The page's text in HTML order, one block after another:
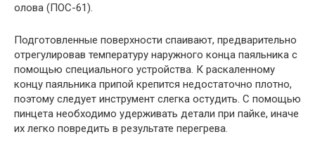
олова (ПОС-61).
Подготовленные поверхности спаивают, предварительно
отрегулировав температуру наружного конца паяльника с
помощью специального устройства. К раскаленному
концу паяльника припой крепится недостаточно плотно,
поэтому следует инструмент слегка остудить. С помощью
пинцета необходимо удерживать детали при пайке, иначе
их легко повредить в результате перегрева.